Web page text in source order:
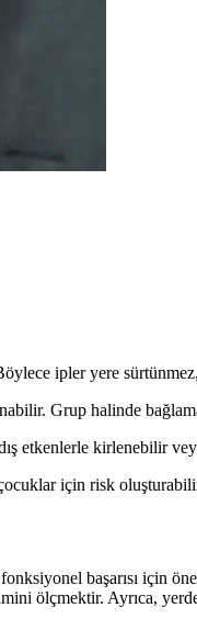
ipler yere
Grup halinde
etkenlerle kirlenebilir
için risk
başarısı için
ölçmektir. Ayrıca,